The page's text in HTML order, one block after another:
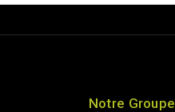
Notre Groupe